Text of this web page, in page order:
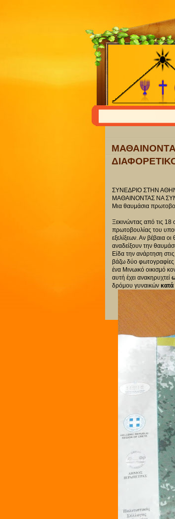
ΣΥΝΕΔΡΙΟ ΣΤΗΝ
ΜΑΘΑΙΝΟΝΤΑΣ ΝΑ
Μια θαυμάσια
Ξεκινώντας από τις 18
πρωτοβουλίας του
εξελίξεων. Αν βέβαια
αναδείξουν την
Είδα την ανάρτηση
βάζω δύο
ένα Μινωικό οικισμό
αυτή έχει ανακηρυχτεί
δρόμου γυναικών